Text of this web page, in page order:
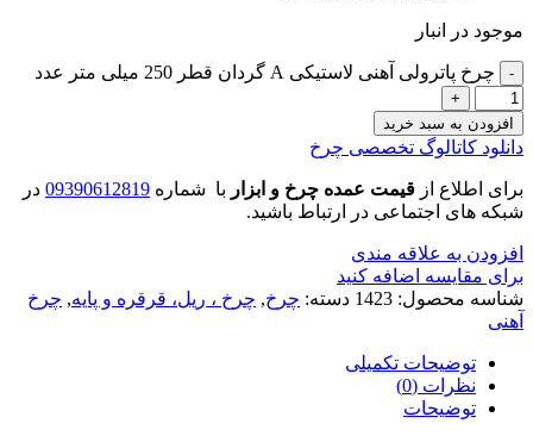
موجود در انبار
چرخ پاترولی آهنی لاستیکی A گردان قطر 250 میلی متر عدد
افزودن به سبد خرید
دانلود کاتالوگ تخصصی چرخ
برای اطلاع از قیمت عمده چرخ و ابزار با شماره 09390612819 در
شبکه های اجتماعی در ارتباط باشید.
افزودن به علاقه مندی
برای مقایسه اضافه کنید
شناسه محصول: 1423 دسته: چرخ, چرخ ، ریل، قرقره و پایه, چرخ
آهنی
توضیحات تکمیلی
نظرات (0)
توضیحات